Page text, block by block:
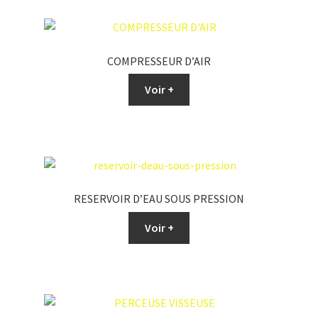
COMPRESSEUR D’AIR
Voir +
RESERVOIR D’EAU SOUS PRESSION
Voir +